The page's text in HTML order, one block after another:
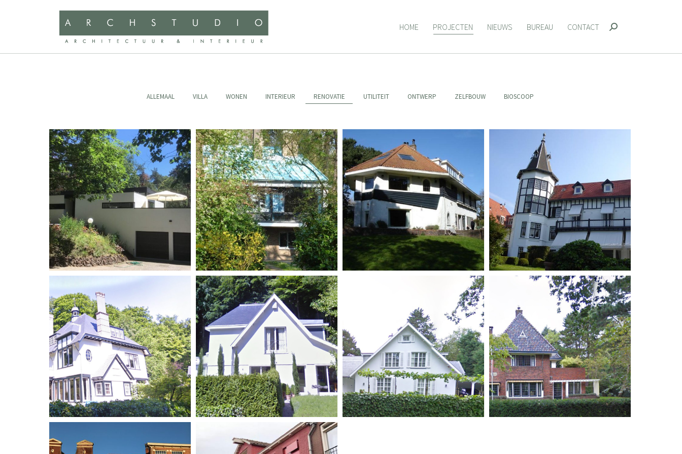
HOME PROJECTEN NIEUWS BUREAU CONTACT Zoeken:
ALLEMAAL VILLA WONEN INTERIEUR RENOVATIE UTILITEIT ONTWERP ZELFBOUW BIOSCOOP
Uitbreiding villa Alphen (NB) Renovatie villa Overveen Renovatie villa Bloemendaal Renovatie villa Bloemendaal
Renovatie villa Bloemendaal Renovatie villa Bloemendaal Renovatie villa Aerdenhout Renovatie villa Aerdenhout
Zoeken: